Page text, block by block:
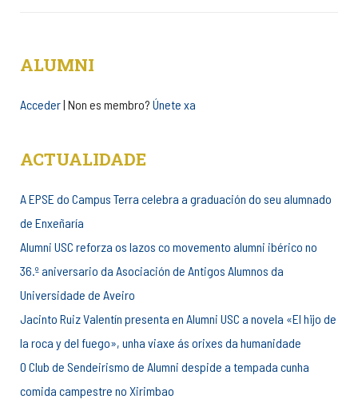
ALUMNI
Acceder| Non es membro? Únete xa
ACTUALIDADE
A EPSE do Campus Terra celebra a graduación do seu alumnado
de Enxeñaría
Alumni USC reforza os lazos co movemento alumni ibérico no
36.º aniversario da Asociación de Antigos Alumnos da
Universidade de Aveiro
Jacinto Ruiz Valentín presenta en Alumni USC a novela «El hijo de
la roca y del fuego», unha viaxe ás orixes da humanidade
O Club de Sendeirismo de Alumni despide a tempada cunha
comida campestre no Xirimbao